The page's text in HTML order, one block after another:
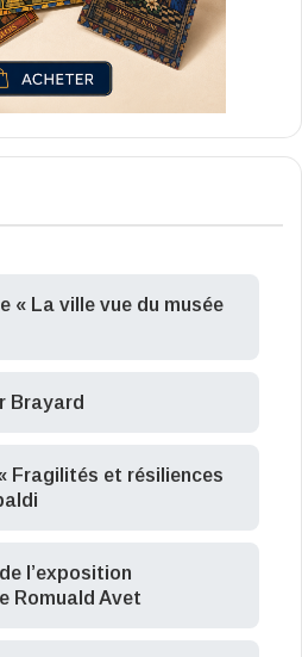
« La ville vue du musée
Brayard
Fragilités et résiliences
l’exposition
Romuald Avet